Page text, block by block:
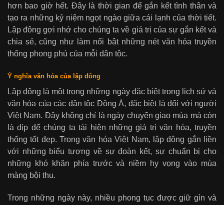
hơn bao giờ hết. Đây là thời gian để gắn kết tình thân và
tạo ra những kỷ niệm ngọt ngào giữa cái lạnh của thời tiết.
Lập đông gợi nhớ cho chúng ta về giá trị của sự gắn kết và
chia sẻ, cũng như làm nổi bật những nét văn hóa truyền
thống phong phú của mỗi dân tộc.
Ý nghĩa văn hóa của lập đông
Lập đông là một trong những ngày đặc biệt trong lịch sử và
văn hóa của các dân tộc Đông Á, đặc biệt là đối với người
Việt Nam. Đây không chỉ là ngày chuyển giao mùa mà còn
là dịp để chúng ta tái hiện những giá trị văn hóa, truyền
thống tốt đẹp. Trong văn hóa Việt Nam, lập đông gắn liền
với những biểu tượng về sự đoàn kết, sự chuẩn bị cho
những khó khăn phía trước và niềm hy vọng vào mùa
màng bội thu.
Trong những ngày này, nhiều phong tục được giữ gìn và